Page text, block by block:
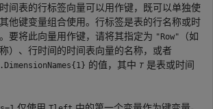
间表的行标签向量可以用作键，既可以单独使
他键变量组合使用。行标签是表的行名称或时
要将此向量用作键，请将其指定为 "Row"
（如
）、行时间的时间表向量的名称，或者
的值，其中 T 是表或时间